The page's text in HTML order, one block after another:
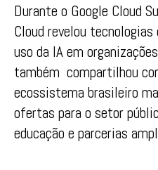
Durante o Google Cloud
Cloud revelou tecnologias
uso da IA em
também compartilhou
ecossistema brasileiro
ofertas para o setor
educação e parcerias